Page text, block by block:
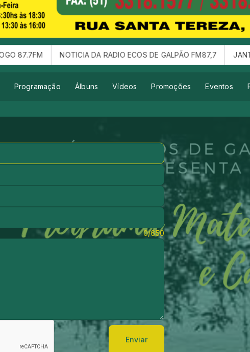
NOTICIA DA RADIO ECOS DE GALPÃO FM87,7 JANTAR BAILE DE
Programação Álbuns Vídeos Promoções Eventos
0/650
Enviar